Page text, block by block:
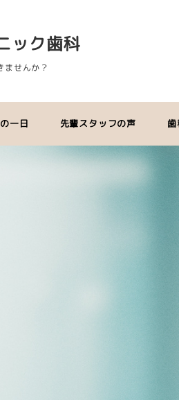
ック歯科
ませんか？
一日 先輩スタッフの声